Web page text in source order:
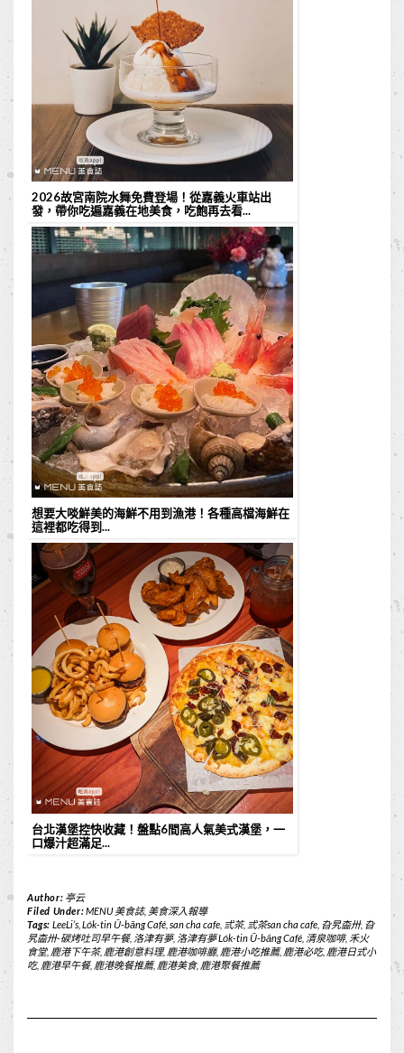
2026故宮南院水舞免費登場！從嘉義火車站出
發，帶你吃遍嘉義在地美食，吃飽再去看...
想要大啖鮮美的海鮮不用到漁港！各種高檔海鮮在
這裡都吃得到...
台北漢堡控快收藏！盤點6間高人氣美式漢堡，一
口爆汁超滿足...
Author: 亭云
Filed Under:MENU 美食誌, 美食深入報導
Tags: LeeLi’s, Lo̍k-tin Ū-bāng Café, san cha cafe, 弎茶, 弎茶san cha cafe, 旮旯楍卅, 旮
旯楍卅-碳烤吐司早午餐, 洛津有夢, 洛津有夢 Lo̍k-tin Ū-bāng Café 清泉咖啡, 禾火
食堂, 鹿港下午茶, 鹿港創意料理, 鹿港咖啡廳, 鹿港小吃推薦, 鹿港必吃, 鹿港日式小
吃, 鹿港早午餐, 鹿港晚餐推薦, 鹿港美食, 鹿港聚餐推薦